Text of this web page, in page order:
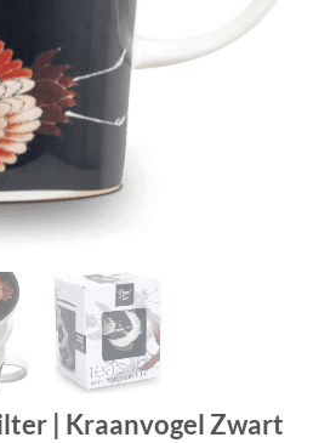
| Kraanvogel Zwart